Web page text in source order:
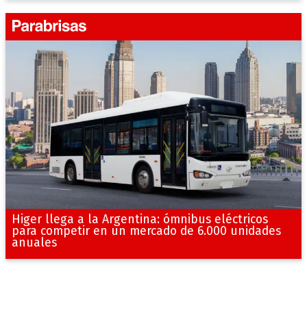
Higer llega a la Argentina: ómnibus eléctricos
para competir en un mercado de 6.000 unidades
anuales